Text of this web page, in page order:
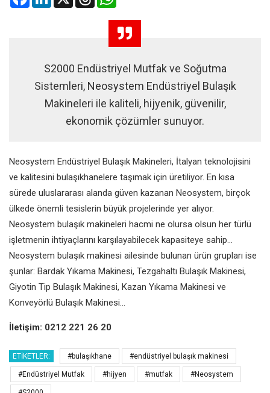
S2000 Endüstriyel Mutfak ve Soğutma
Sistemleri, Neosystem Endüstriyel Bulaşık
Makineleri ile kaliteli, hijyenik, güvenilir,
ekonomik çözümler sunuyor.
Neosystem Endüstriyel Bulaşık Makineleri, İtalyan teknolojisini
ve kalitesini bulaşıkhanelere taşımak için üretiliyor. En kısa
sürede uluslararası alanda güven kazanan Neosystem, birçok
ülkede önemli tesislerin büyük projelerinde yer alıyor.
Neosystem bulaşık makineleri hacmi ne olursa olsun her türlü
işletmenin ihtiyaçlarını karşılayabilecek kapasiteye sahip...
Neosystem bulaşık makinesi ailesinde bulunan ürün grupları ise
şunlar: Bardak Yıkama Makinesi, Tezgahaltı Bulaşık Makinesi,
Giyotin Tip Bulaşık Makinesi, Kazan Yıkama Makinesi ve
Konveyörlü Bulaşık Makinesi...
İletişim: 0212 221 26 20
ETIKETLER: #bulaşıkhane #endüstriyel bulaşık makinesi
#Endüstriyel Mutfak #hijyen #mutfak #Neosystem